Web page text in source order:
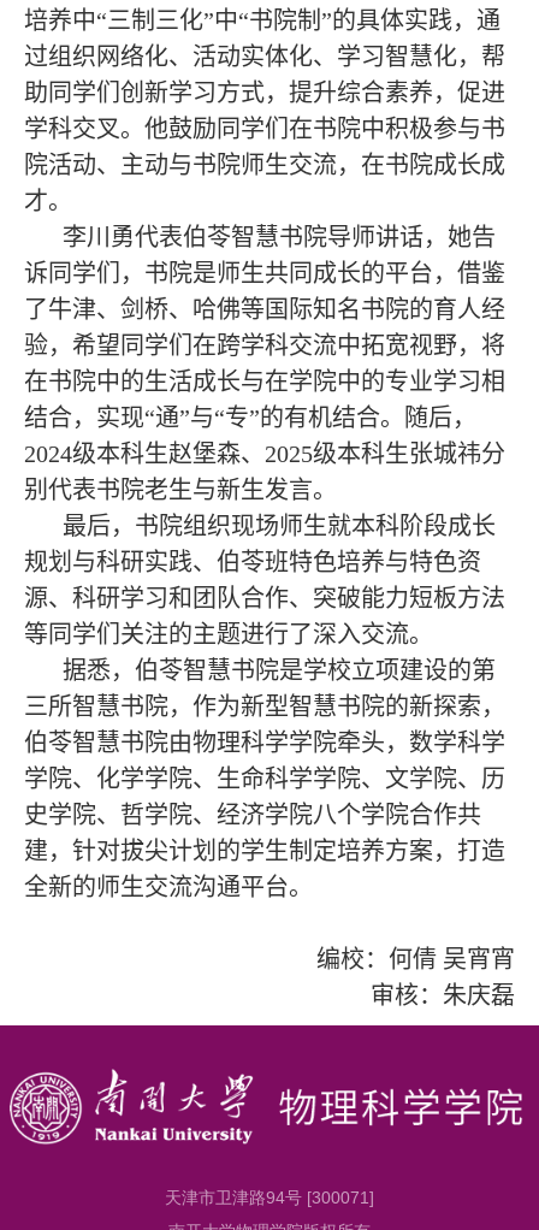
培养中“三制三化”中“书院制”的具体实践，通
过组织网络化、活动实体化、学习智慧化，帮
助同学们创新学习方式，提升综合素养，促进
学科交叉。他鼓励同学们在书院中积极参与书
院活动、主动与书院师生交流，在书院成长成
才。
李川勇代表伯苓智慧书院导师讲话，她告
诉同学们， 书院是师生共同成长的平台，借鉴
了牛津、剑桥、哈佛等国际知名书院的育人经
验， 希望同学们 在跨学科交流中拓宽视野， 将
在书院中的生活成长与在学院中的专业学习相
结合， 实现“通”与“专”的有机结合。
随后，
2024级本科生赵堡森、 2025级本科生张城祎分
别代表书院老生与新生发言。
最后，书院组织现场师生就本科阶段成长
规划与科研实践、伯苓班特色培养与特色资
源、科研学习和团队合作、突破能力短板方法
等同学们关注的主题进行了深入交流。
据悉，伯苓智慧书院是学校立项建设的第
三所智慧书院，作为新型智慧书院的新探索，
伯苓智慧书院由物理科学学院牵头，数学科学
学院、化学学院、生命科学学院、文学院、历
史学院、哲学院、经济学院八个学院合作共
建，针对拔尖计划的学生制定培养方案，打造
全新的师生交流沟通平台。
编校：何倩 吴宵宵
审核：朱庆磊
天津市卫津路94号 [300071]